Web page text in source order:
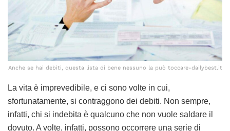
Anche se hai debiti, questa lista di bene nessuno la può toccare-dailybest.it
La vita è imprevedibile, e ci sono volte in cui,
sfortunatamente, si contraggono dei debiti. Non sempre,
infatti, chi si indebita è qualcuno che non vuole saldare il
dovuto. A volte, infatti, possono occorrere una serie di